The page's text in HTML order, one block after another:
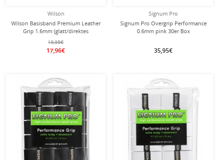
Wilson
Wilson Basisband Premium Leather
Grip 1.6mm (glatt/direktes
Griffgefühl) schwarz - 1 Stück
19,95€
17,96€
Signum Pro
Signum Pro Overgrip Performance
0.6mm pink 30er Box
35,95€